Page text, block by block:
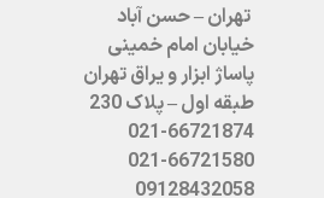
تهران – حسن آباد
خیابان امام خمینی
پاساژ ابزار و یراق تهران
طبقه اول – پلاک 230
021-66721874
021-66721580
09128432058